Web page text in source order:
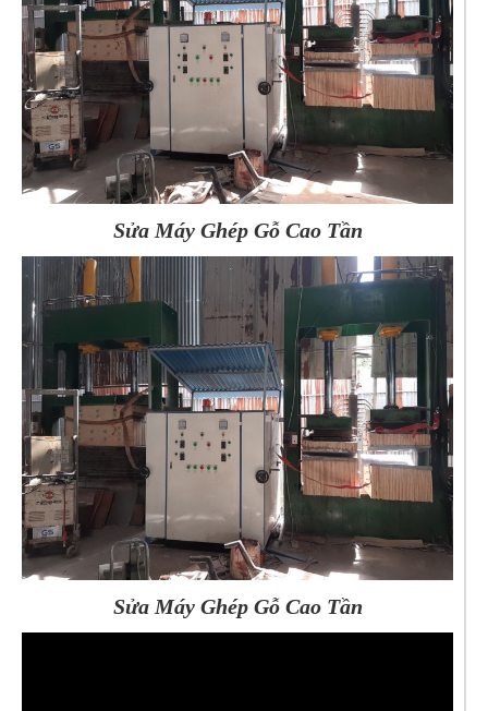
Sửa Máy Ghép Gỗ Cao Tần
Sửa Máy Ghép Gỗ Cao Tần